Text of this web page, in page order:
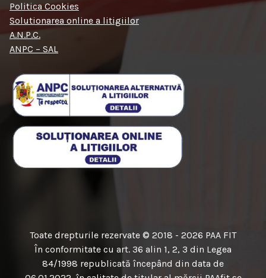
Politica Cookies
Solutionarea online a litigiilor
A.N.P.C.
ANPC – SAL
Toate drepturile rezervate © 2018 - 2026 PAA FIT
În conformitate cu art. 36 alin 1, 2, 3 din Legea
84/1998 republicată începând din data de